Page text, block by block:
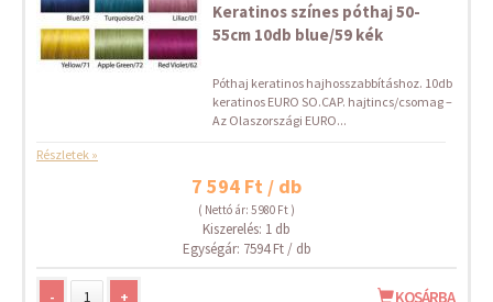
Keratinos színes póthaj 50-
55cm 10db blue/59 kék
Póthaj keratinos hajhosszabbításhoz. 10db
keratinos EURO SO.CAP. hajtincs/csomag –
Az Olaszországi EURO...
Részletek »
7 594 Ft / db
( Nettó ár: 5 980 Ft )
Kiszerelés: 1 db
Egységár: 7594 Ft / db
- + KOSÁRBA